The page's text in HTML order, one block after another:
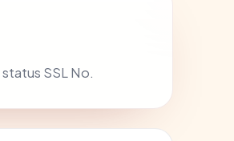
SSL No.